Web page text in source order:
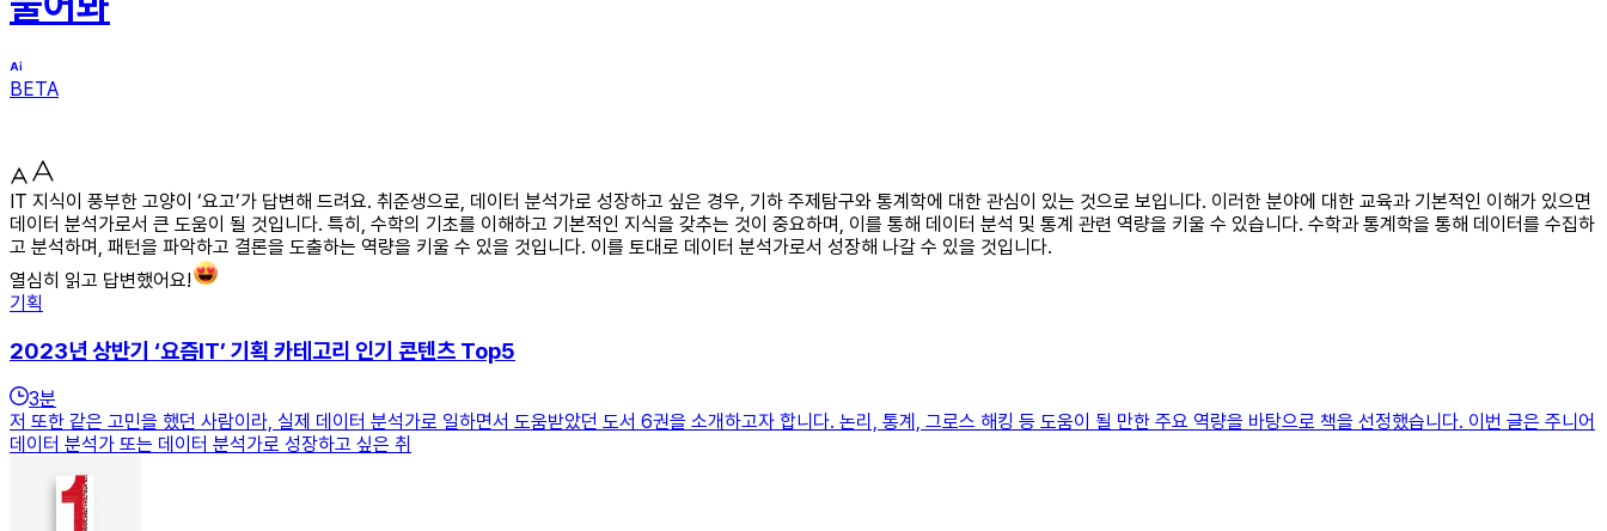
BETA
IT 지식이 풍부한 고양이 ‘요고’가 답변해 드려요. 취준생으로, 데이터 분석가로 성장하고 싶은 경우, 기하 주제탐구와 통계학에 대한 관심이 있는 것으로 보입니다. 이러한 분야에 대한 교육과 기본적인 이해가 있으면
데이터 분석가로서 큰 도움이 될 것입니다. 특히, 수학의 기초를 이해하고 기본적인 지식을 갖추는 것이 중요하며, 이를 통해 데이터 분석 및 통계 관련 역량을 키울 수 있습니다. 수학과 통계학을 통해 데이터를 수집하
고 분석하며, 패턴을 파악하고 결론을 도출하는 역량을 키울 수 있을 것입니다. 이를 토대로 데이터 분석가로서 성장해 나갈 수 있을 것입니다.
열심히 읽고 답변했어요!
기획
2023년 상반기 ‘요즘IT’ 기획 카테고리 인기 콘텐츠 Top5
3분
저 또한 같은 고민을 했던 사람이라, 실제 데이터 분석가로 일하면서 도움받았던 도서 6권을 소개하고자 합니다. 논리, 통계, 그로스 해킹 등 도움이 될 만한 주요 역량을 바탕으로 책을 선정했습니다. 이번 글은 주니어
데이터 분석가 또는 데이터 분석가로 성장하고 싶은 취